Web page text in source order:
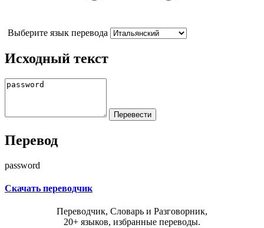
Выберите язык перевода
Исходный текст
Перевод
password
Скачать переводчик
Переводчик, Словарь и Разговорник,
20+ языков, избранные переводы.